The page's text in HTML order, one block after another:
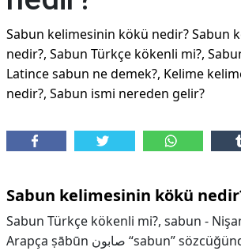
Sabun kelimesinin kökü nedir? Sabun
nedir?, Sabun Türkçe kökenli mi?,
Latince sabun ne demek?, Kelime
nedir?, Sabun ismi nereden gelir?
Sabun kelimesinin kökü
Sabun Türkçe kökenli mi?, sabun -
Arapça ṣābūn صابون “sabun” sözcüğünden alıntıdır. Bu